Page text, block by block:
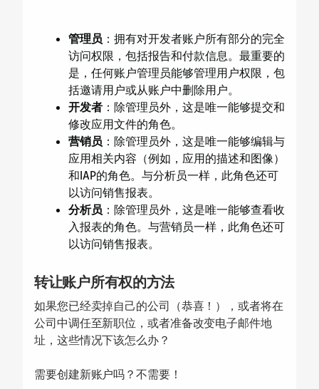
管理员 ：拥有对开发者账户所有部分的完全
访问权限，包括报告和付款信息。最重要的
是，任何账户管理员能够管理用户权限，包
括邀请用户或从账户中删除用户。
开发者 ：除管理员外，这是唯一能够提交和
修改应用文件的角色。
营销员 ：除管理员外，这是唯一能够编辑与
应用相关内容（例如，应用的描述和图像）
和IAP的角色。与分析员一样，此角色还可
以访问销售报表。
分析员 ：除管理员外，这是唯一能够查看收
入报表的角色。与营销员一样，此角色还可
以访问销售报表。
转让账户所有权的方法
如果您已经卖掉自己的公司（恭喜！），或者将在
公司中调任至新职位，或者准备改变电子邮件地
址，这些情况下该怎么办？
需要创建新账户吗？不需要！